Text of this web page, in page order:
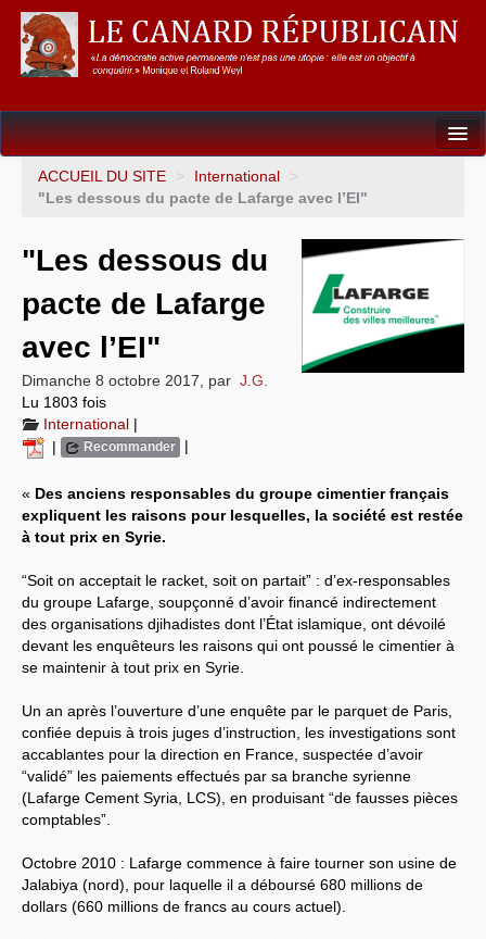
Dossiers
Points de repères
Un éléphant, ça trompe énormément !
Gouvernance mondiale & mondialisation
International
Résistances
Systèmes & société sous contrôle
Crises "Covid-19 & H1N1"
Guerre en Ukraine
ACCUEIL DU SITE > International
>
"Les dessous du pacte de Lafarge avec l’EI"
"Les dessous du
pacte de Lafarge
avec l’EI"
Dimanche 8 octobre 2017 par J.G.
Lu 1803 fois
International |
|
Recommander |
« Des anciens responsables du groupe cimentier français
expliquent les raisons pour lesquelles, la société est restée
à tout prix en Syrie.
“Soit on acceptait le racket, soit on partait” : d’ex-responsables
du groupe Lafarge, soupçonné d’avoir financé indirectement
des organisations djihadistes dont l’État islamique, ont dévoilé
devant les enquêteurs les raisons qui ont poussé le cimentier à
se maintenir à tout prix en Syrie.
Un an après l’ouverture d’une enquête par le parquet de Paris,
confiée depuis à trois juges d’instruction, les investigations sont
accablantes pour la direction en France, suspectée d’avoir
“validé” les paiements effectués par sa branche syrienne
(Lafarge Cement Syria, LCS), en produisant “de fausses pièces
comptables”.
Octobre 2010 : Lafarge commence à faire tourner son usine de
Jalabiya (nord), pour laquelle il a déboursé 680 millions de
dollars (660 millions de francs au cours actuel).